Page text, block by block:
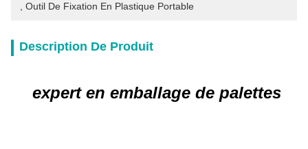
Outil De Fixation En Plastique Portable
Description De Produit
expert en emballage de palettes